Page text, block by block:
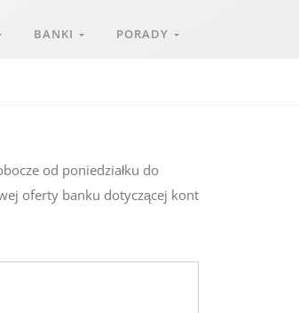
BANKI PORADY
od poniedziałku do
oferty banku dotyczącej kont